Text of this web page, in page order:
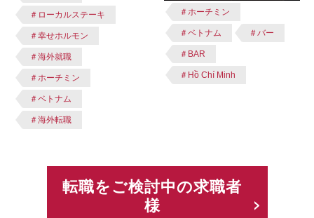
＃ローカルステーキ
＃幸せホルモン
＃海外就職
＃ホーチミン
＃ベトナム
＃海外転職
＃ホーチミン
＃ベトナム ＃バー
＃BAR
＃Hồ Chí Minh
転職をご検討中の求職者
様